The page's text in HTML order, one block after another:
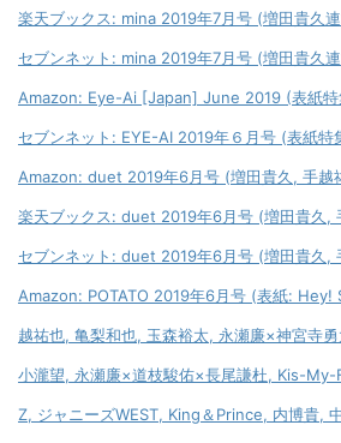
楽天ブックス: mina 2019年7月号 (増田貴
セブンネット: mina 2019年7月号 (増田貴
Amazon: Eye-Ai [Japan] June 2019 (表紙
セブンネット: EYE-AI 2019年６月号 (表紙
Amazon: duet 2019年6月号 (増田貴久, 手
楽天ブックス: duet 2019年6月号 (増田貴
セブンネット: duet 2019年6月号 (増田貴
Amazon: POTATO 2019年6月号 (表紙: Hey!
越祐也, 亀梨和也, 玉森裕太, 永瀬廉×神宮寺
小瀧望, 永瀬廉×道枝駿佑×長尾謙杜, Kis-
Z, ジャニーズWEST, King＆Prince, 内博貴